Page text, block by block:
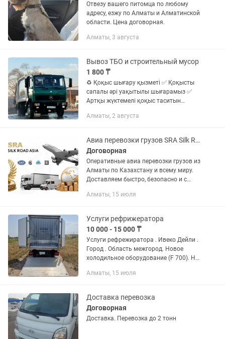
Отвезу вашего питомца по любому
адресу, езжу по Алматы и Алматинской
области. Цена договорная.
Алматы, 3 августа
Вывоз ТБО и строительный мусор
1 800 ₸
♻️ Қоқыс шығару қызметі ✅ Қоқысты
сапалы әрі уақытылы шығарамыз ✅
Артқы жүктемелі қоқыс таситын
қызмет көрсетеміз ✅ Демалыссыз
Алматы, 2 августа
Авиа перевозки грузов SRA Silk Road Asia
Договорная
Оперативные авиа перевозки грузов из
Алматы по Казахстану и всему миру.
Доставляем быстро, безопасно и с
сопровождением. 🚀 Наши
Алматы, 15 июля
Услуги рефрижератора
10 000 - 15 000 ₸
Услуги рефрежиратора . Ивеко Дейли .
Город . Область межгород. Новое
холодильное оборудование (F 700). На
20 ( 25 кубов) Габариты длинна 5.2
Алматы, 15 июля
Доставка перевозка
Договорная
Доставка. Перевозка до 2 тонн